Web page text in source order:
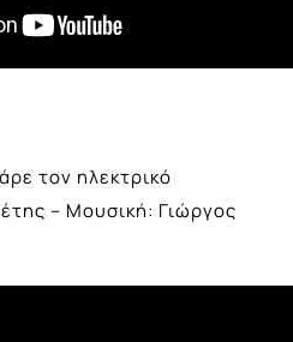
τον ηλεκτρικό
– Μουσική: Γιώργος